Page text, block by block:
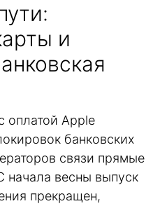
и
оплатой Apple
банковских
связи прямые
начала весны выпуск
прекращен,